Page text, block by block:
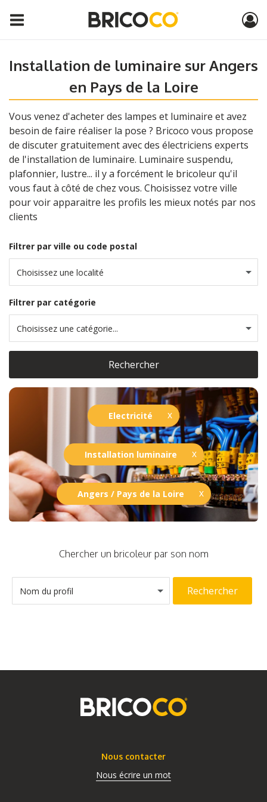
Electricité
Installation luminaire
Angers / Pays de la Loire
Installation de luminaire sur Angers
en Pays de la Loire
Vous venez d'acheter des lampes et luminaire et avez
besoin de faire réaliser la pose ? Bricoco vous propose
de discuter gratuitement avec des électriciens experts
de l'installation de luminaire. Luminaire suspendu,
plafonnier, lustre... il y a forcément le bricoleur qu'il
vous faut à côté de chez vous. Choisissez votre ville
pour voir apparaitre les profils les mieux notés par nos
clients
Filtrer par ville ou code postal
Choisissez une localité
Filtrer par catégorie
Choisissez une catégorie...
Rechercher
Chercher un bricoleur par son nom
Nom du profil Rechercher
Nous contacter
Nous écrire un mot